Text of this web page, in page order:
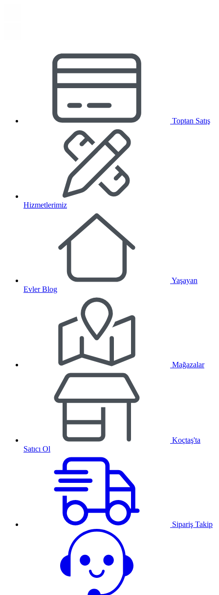
Toptan Satış
Hizmetlerimiz
Yaşayan
Evler Blog
Mağazalar
Koçtaş'ta
Satıcı Ol
Sipariş Takip